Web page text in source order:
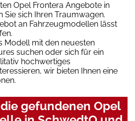
Opel Frontera Angebote in
Sie sich Ihren Traumwagen.
an Fahrzeugmodellen lässt
Modell mit den neuesten
suchen oder sich für ein
hochwertiges
wir bieten Ihnen eine
gefundenen Opel